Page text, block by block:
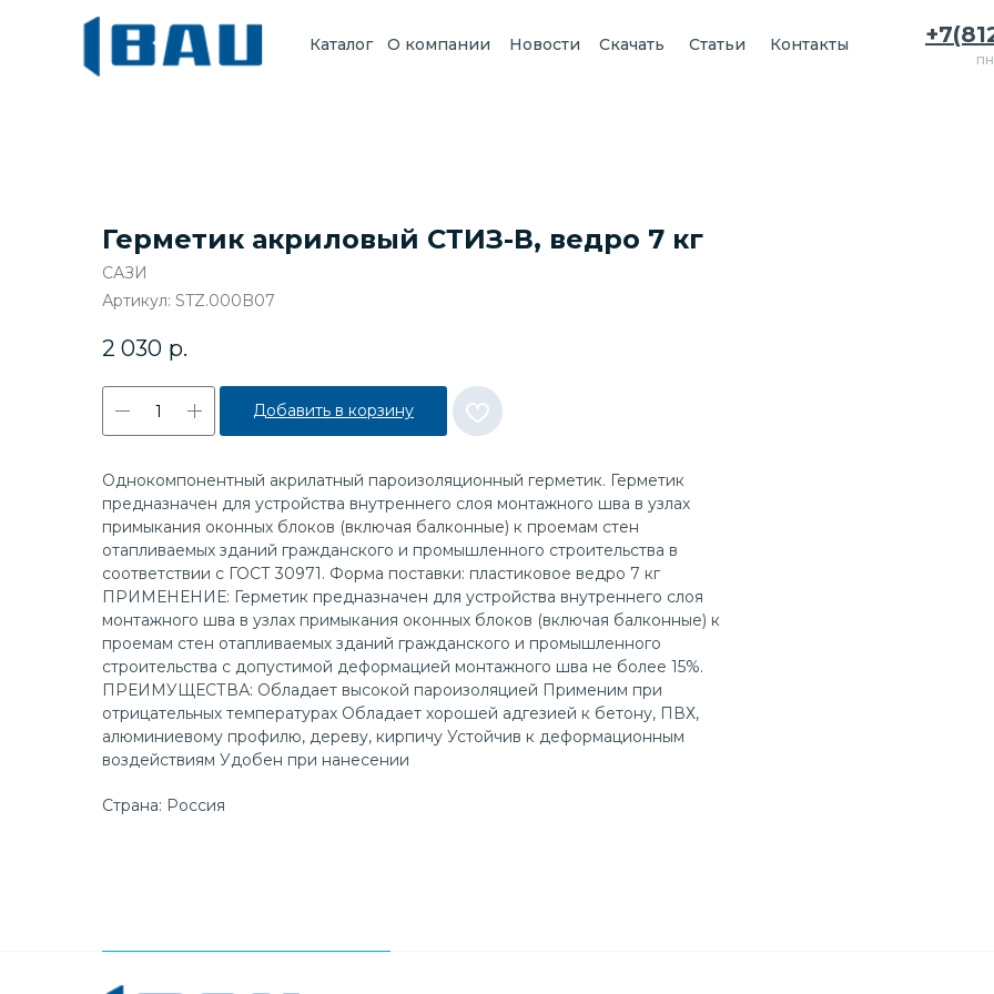
Каталог О компании Новости Статьи Контакты
Скачать
Герметик акриловый СТИЗ-В, ведро 7 кг
САЗИ
Артикул: STZ.000B07
2 030 р.
Добавить в корзину
Однокомпонентный акрилатный пароизоляционный герметик. Герметик
предназначен для устройства внутреннего слоя монтажного шва в узлах
примыкания оконных блоков (включая балконные) к проемам стен
отапливаемых зданий гражданского и промышленного строительства в
соответствии с ГОСТ 30971. Форма поставки: пластиковое ведро 7 кг
ПРИМЕНЕНИЕ: Герметик предназначен для устройства внутреннего слоя
монтажного шва в узлах примыкания оконных блоков (включая балконные) к
проемам стен отапливаемых зданий гражданского и промышленного
строительства с допустимой деформацией монтажного шва не более 15%.
ПРЕИМУЩЕСТВА: Обладает высокой пароизоляцией Применим при
отрицательных температурах Обладает хорошей адгезией к бетону, ПВХ,
алюминиевому профилю, дереву, кирпичу Устойчив к деформационным
воздействиям Удобен при нанесении
Страна: Россия